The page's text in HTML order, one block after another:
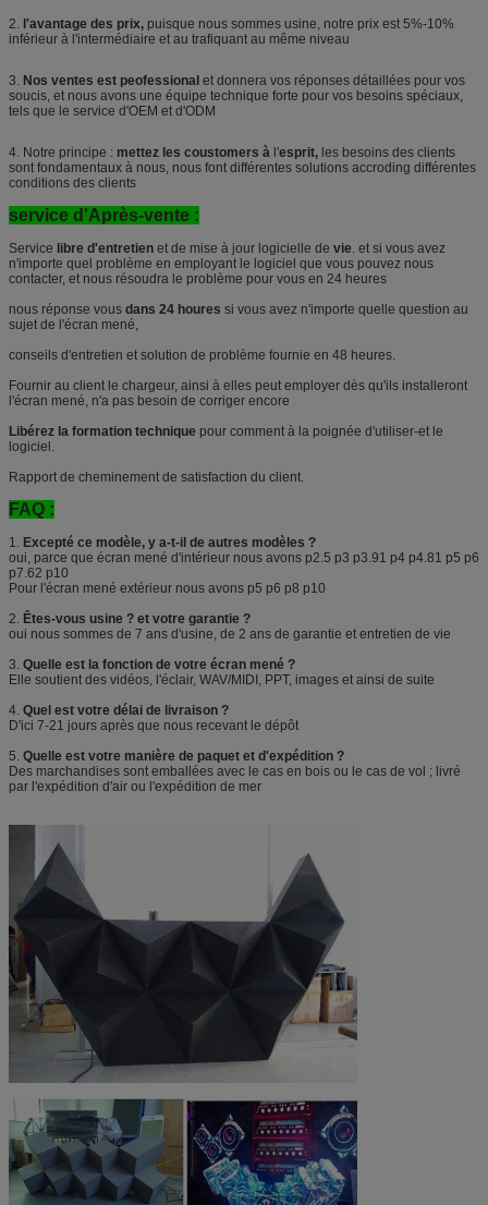
2. l'avantage des prix, puisque nous sommes usine, notre prix est 5%-10%
inférieur à l'intermédiaire et au trafiquant au même niveau
3. Nos ventes est peofessional et donnera vos réponses détaillées pour vos
soucis, et nous avons une équipe technique forte pour vos besoins spéciaux,
tels que le service d'OEM et d'ODM
4. Notre principe : mettez les coustomers à l'esprit, les besoins des clients
sont fondamentaux à nous, nous font différentes solutions accroding différentes
conditions des clients
service d'Après-vente :
Service libre d'entretien et de mise à jour logicielle de vie. et si vous avez
n'importe quel problème en employant le logiciel que vous pouvez nous
contacter, et nous résoudra le problème pour vous en 24 heures
nous réponse vous dans 24 houres si vous avez n'importe quelle question au
sujet de l'écran mené,
conseils d'entretien et solution de problème fournie en 48 heures.
Fournir au client le chargeur, ainsi à elles peut employer dès qu'ils installeront
l'écran mené, n'a pas besoin de corriger encore
Libérez la formation technique pour comment à la poignée d'utiliser-et le
logiciel.
Rapport de cheminement de satisfaction du client.
FAQ :
1. Excepté ce modèle, y a-t-il de autres modèles ?
oui, parce que écran mené d'intérieur nous avons p2.5 p3 p3.91 p4 p4.81 p5 p6
p7.62 p10
Pour l'écran mené extérieur nous avons p5 p6 p8 p10
2. Êtes-vous usine ? et votre garantie ?
oui nous sommes de 7 ans d'usine, de 2 ans de garantie et entretien de vie
3. Quelle est la fonction de votre écran mené ?
Elle soutient des vidéos, l'éclair, WAV/MIDI, PPT, images et ainsi de suite
4. Quel est votre délai de livraison ?
D'ici 7-21 jours après que nous recevant le dépôt
5. Quelle est votre manière de paquet et d'expédition ?
Des marchandises sont emballées avec le cas en bois ou le cas de vol ; livré
par l'expédition d'air ou l'expédition de mer